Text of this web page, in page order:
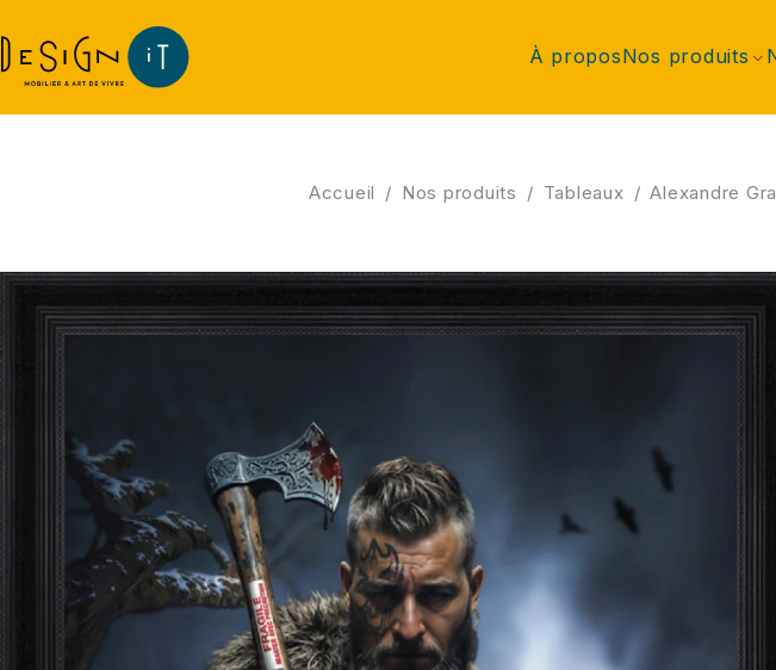
À proposNos produits
Accueil / Nos produits / Tableaux / Alexandre